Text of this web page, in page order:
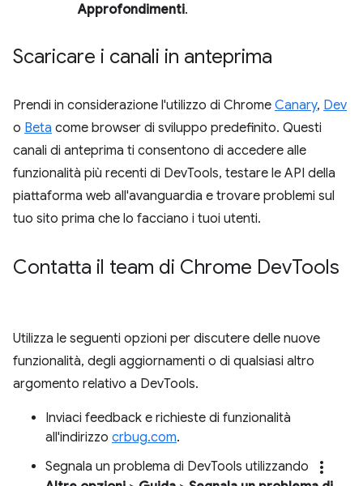
Approfondimenti.
Scaricare i canali in anteprima
Prendi in considerazione l'utilizzo di Chrome Canary, Dev
o Beta come browser di sviluppo predefinito. Questi
canali di anteprima ti consentono di accedere alle
funzionalità più recenti di DevTools, testare le API della
piattaforma web all'avanguardia e trovare problemi sul
tuo sito prima che lo facciano i tuoi utenti.
Contatta il team di Chrome DevTools
Utilizza le seguenti opzioni per discutere delle nuove
funzionalità, degli aggiornamenti o di qualsiasi altro
argomento relativo a DevTools.
Inviaci feedback e richieste di funzionalità
all'indirizzo crbug.com.
Segnala un problema di DevTools utilizzando
more_vert